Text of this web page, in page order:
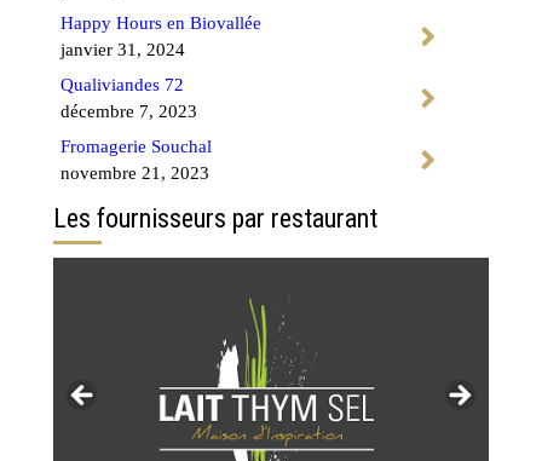
Happy Hours en Biovallée
janvier 31, 2024
Qualiviandes 72
décembre 7, 2023
Fromagerie Souchal
novembre 21, 2023
Les fournisseurs par restaurant